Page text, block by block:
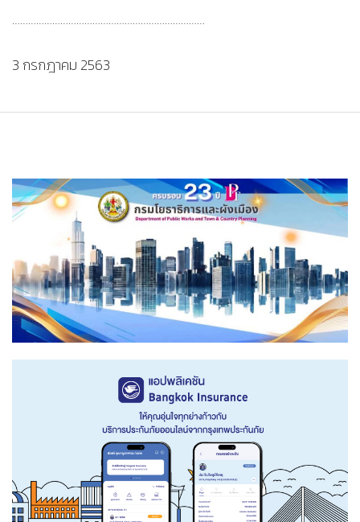
………………………………………………………………
3 กรกฎาคม 2563